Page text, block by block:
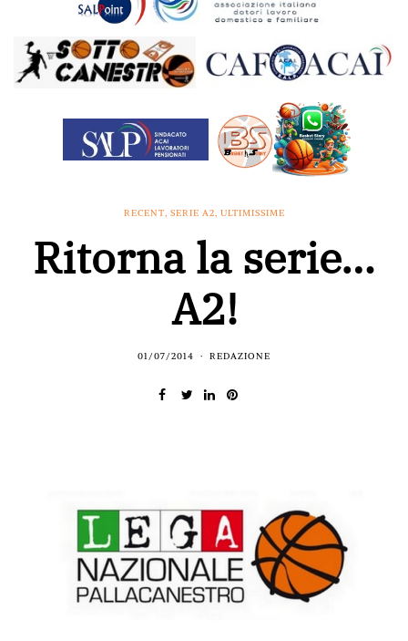
RECENT, SERIE A2, ULTIMISSIME
Ritorna la serie…
A2!
01/07/2014 REDAZIONE